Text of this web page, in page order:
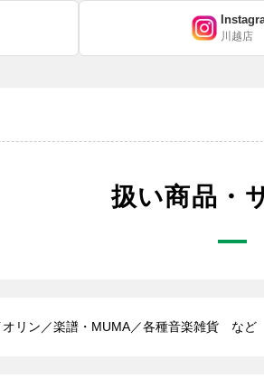
川越店
扱い商品・
オリン／楽譜・MUMA／各種音楽雑貨 など